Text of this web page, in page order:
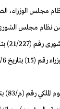
الصادر بالأمر
الشورى، الصادر
1446/9/10هـ.
1447/1/6هـ.
لجمعية الكشافة العربية السعودية، ليكون بالنص الآتي: